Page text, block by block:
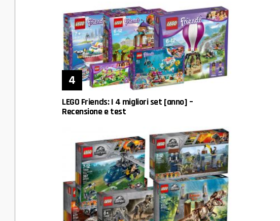
LEGO Friends: I 4 migliori set [anno] –
Recensione e test